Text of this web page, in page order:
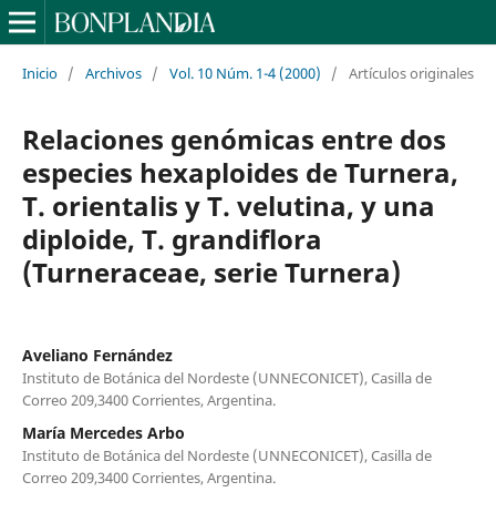
Inicio / Archivos / Vol. 10 Núm. 1-4 (2000) / Artículos originales
Relaciones genómicas entre dos
especies hexaploides de Turnera,
T. orientalis y T. velutina, y una
diploide, T. grandiflora
(Turneraceae, serie Turnera)
Aveliano Fernández
Instituto de Botánica del Nordeste (UNNECONICET), Casilla de
Correo 209,3400 Corrientes, Argentina.
María Mercedes Arbo
Instituto de Botánica del Nordeste (UNNECONICET), Casilla de
Correo 209,3400 Corrientes, Argentina.